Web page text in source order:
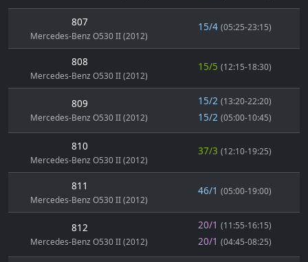
807
Mercedes-Benz O530 II (2012)
15/4 (05:25-23:15)
808
Mercedes-Benz O530 II (2012)
15/5 (12:15-18:30)
809
Mercedes-Benz O530 II (2012)
15/2 (13:20-22:20)
15/2 (05:00-10:45)
810
Mercedes-Benz O530 II (2012)
37/3 (12:10-19:25)
811
Mercedes-Benz O530 II (2012)
46/1 (05:00-19:00)
812
Mercedes-Benz O530 II (2012)
20/1 (11:55-16:15)
20/1 (04:45-08:25)